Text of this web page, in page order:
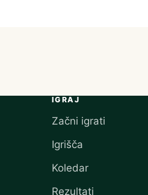
IGRAJ
Začni igrati
Igrišča
Koledar
Rezultati